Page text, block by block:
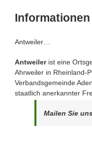
Antweiler…
Antweilerist eine
Ahrweiler in Rheinland-
Verbandsgemeinde
staatlich anerkannter
Mailen Sie